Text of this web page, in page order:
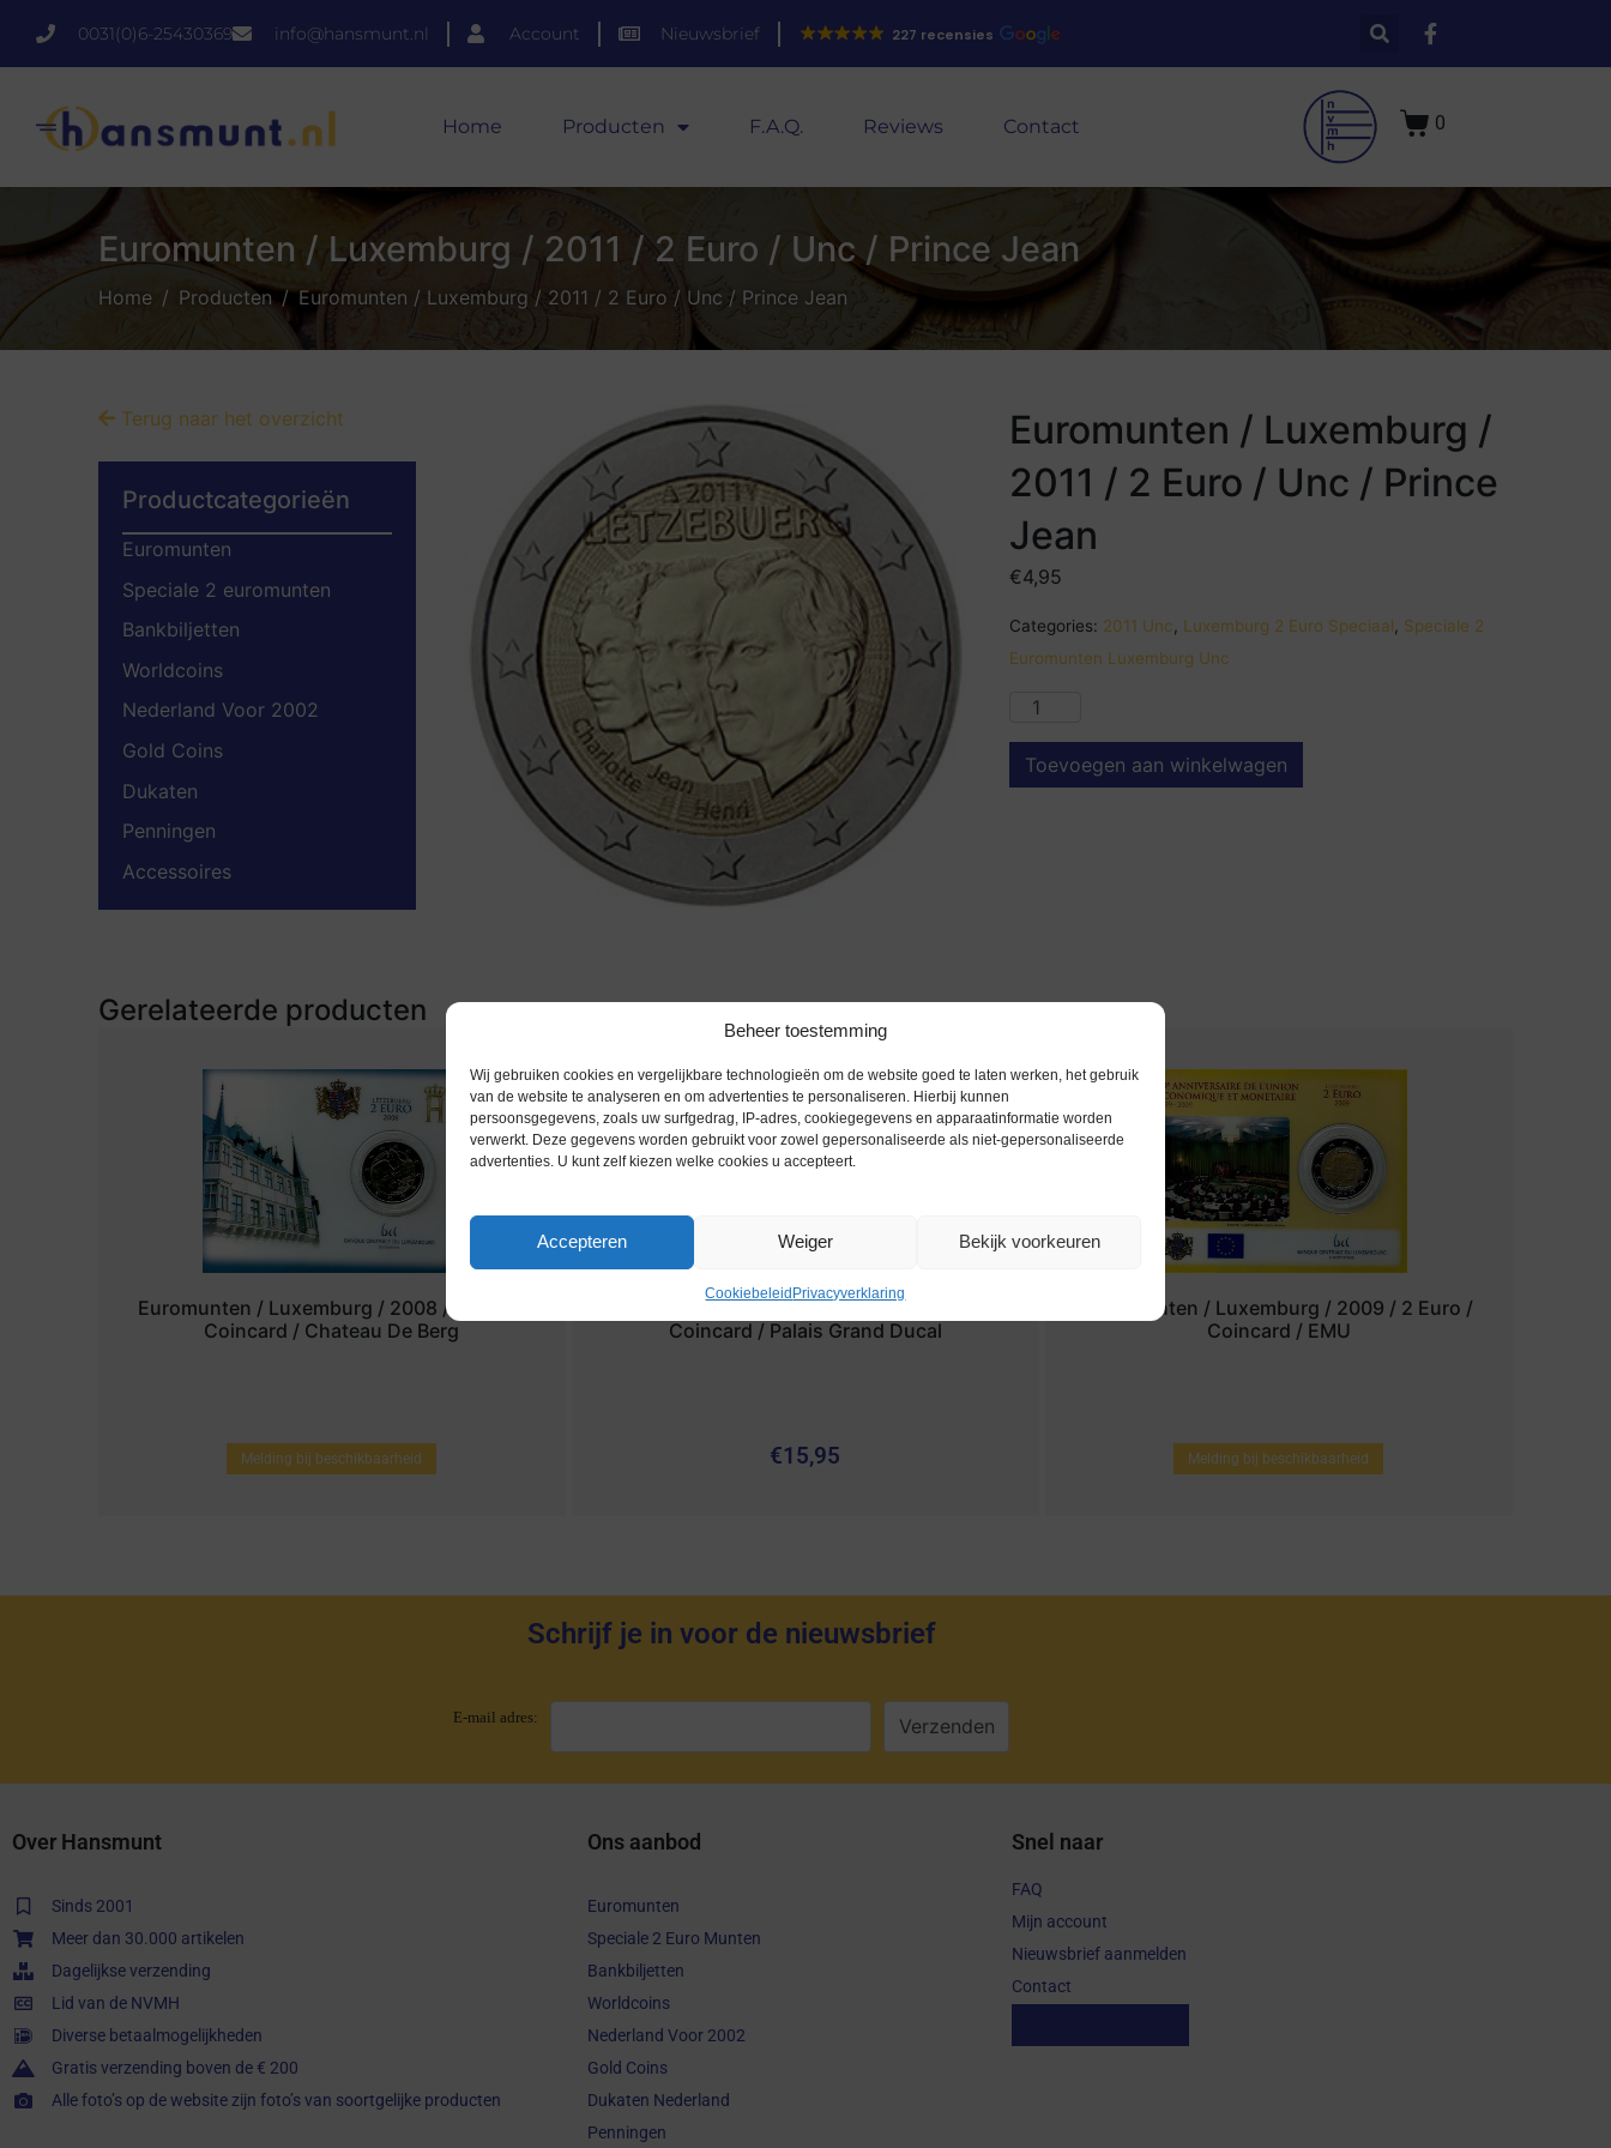
Beheer toestemming
Wij gebruiken cookies en vergelijkbare technologieën om de website goed te laten werken, het gebruik
van de website te analyseren en om advertenties te personaliseren. Hierbij kunnen
persoonsgegevens, zoals uw surfgedrag, IP-adres, cookiegegevens en apparaatinformatie worden
verwerkt. Deze gegevens worden gebruikt voor zowel gepersonaliseerde als niet-gepersonaliseerde
advertenties. U kunt zelf kiezen welke cookies u accepteert.
Accepteren Weiger Bekijk voorkeuren
CookiebeleidPrivacyverklaring
0031(0)6-25430369 info@hansmunt.nl Account Nieuwsbrief 227 recensies
Home Producten F.A.Q. Reviews Contact 0
Euromunten / Luxemburg / 2011 / 2 Euro / Unc / Prince Jean
Home Producten Euromunten / Luxemburg / 2011 / 2 Euro / Unc / Prince Jean
Euromunten / Luxemburg /
2011 / 2 Euro / Unc / Prince
Jean
€4,95
Categories: 2011 Unc Luxemburg 2 Euro Speciaal
Speciale 2
Euromunten Luxemburg Unc
Toevoegen aan winkelwagen
Terug naar het overzicht
Productcategorieën
Euromunten
Speciale 2 euromunten
Bankbiljetten
Worldcoins
Nederland Voor 2002
Gold Coins
Dukaten
Penningen
Accessoires
Gerelateerde producten
Euromunten / Luxemburg / 2008 / 2 Euro /
Coincard / Chateau De Berg
Melding bij beschikbaarheid
Euromunten / Luxemburg / 2007 / 2 Euro /
Coincard / Palais Grand Ducal
€15,95
Euromunten / Luxemburg / 2009 / 2 Euro /
Coincard / EMU
Melding bij beschikbaarheid
Schrijf je in voor de nieuwsbrief
E-mail adres:
Over Hansmunt
Sinds 2001
Meer dan 30.000 artikelen
Dagelijkse verzending
Lid van de NVMH
Diverse betaalmogelijkheden
Gratis verzending boven de € 200
Alle foto’s op de website zijn foto’s van soortgelijke producten
Ons aanbod
Euromunten
Speciale 2 Euro Munten
Bankbiljetten
Worldcoins
Nederland Voor 2002
Gold Coins
Dukaten Nederland
Penningen
Snel naar
FAQ
Mijn account
Nieuwsbrief aanmelden
Contact